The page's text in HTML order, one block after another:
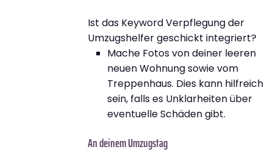
Ist das Keyword Verpflegung der
Umzugshelfer geschickt integriert?
Mache Fotos von deiner leeren
neuen Wohnung sowie vom
Treppenhaus. Dies kann hilfreich
sein, falls es Unklarheiten über
eventuelle Schäden gibt.
An deinem Umzugstag